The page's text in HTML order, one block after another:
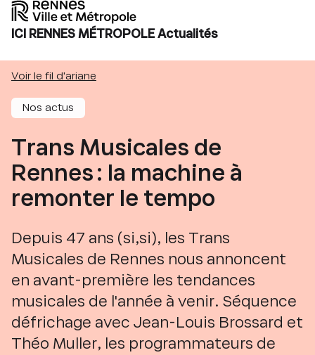
ICI RENNES MÉTROPOLE Actualités
Voir le fil d'ariane
Trans Musicales de
Rennes : la machine à
remonter le tempo
Depuis 47 ans (si,si), les Trans
Musicales de Rennes nous annoncent
en avant-première les tendances
musicales de l'année à venir. Séquence
défrichage avec Jean-Louis Brossard et
Théo Muller, les programmateurs de
Nos actus